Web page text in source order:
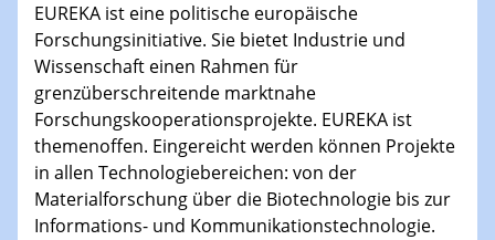
EUREKA ist eine politische europäische
Forschungsinitiative. Sie bietet Industrie und
Wissenschaft einen Rahmen für
grenzüberschreitende marktnahe
Forschungskooperationsprojekte. EUREKA ist
themenoffen. Eingereicht werden können Projekte
in allen Technologiebereichen: von der
Materialforschung über die Biotechnologie bis zur
Informations- und Kommunikationstechnologie.